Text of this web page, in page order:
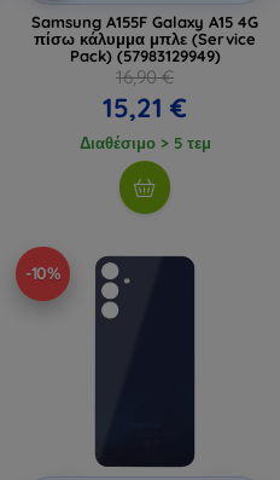
Samsung A155F Galaxy A15 4G
πίσω κάλυμμα μπλε (Service
Pack) (57983129949)
16,90 €
15,21 €
Διαθέσιμο > 5 τεμ
-10%